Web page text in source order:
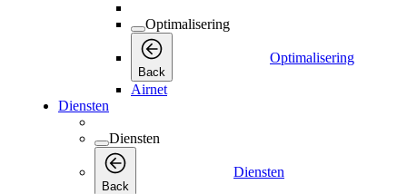
Optimalisering
Back
Optimalisering
Airnet
Diensten
Diensten
Back
Diensten